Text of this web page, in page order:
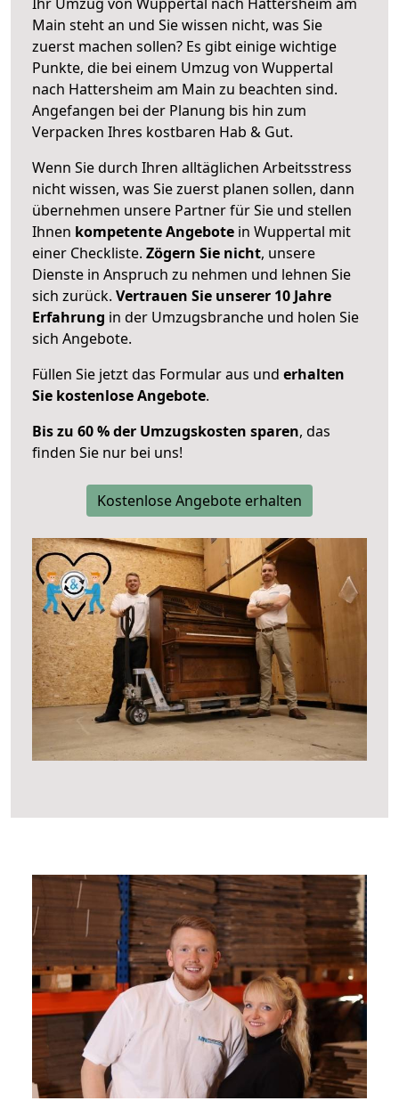
Main steht an und Sie wissen nicht, was Sie
zuerst machen sollen? Es gibt einige wichtige
Punkte, die bei einem Umzug von Wuppertal
nach Hattersheim am Main zu beachten sind.
Angefangen bei der Planung bis hin zum
Verpacken Ihres kostbaren Hab & Gut.
Wenn Sie durch Ihren alltäglichen Arbeitsstress
nicht wissen, was Sie zuerst planen sollen, dann
übernehmen unsere Partner für Sie und stellen
Ihnen kompetente Angebote in Wuppertal mit
einer Checkliste. Zögern Sie nicht, unsere
Dienste in Anspruch zu nehmen und lehnen Sie
sich zurück. Vertrauen Sie unserer 10 Jahre
Erfahrung in der Umzugsbranche und holen Sie
sich Angebote.
Füllen Sie jetzt das Formular aus und erhalten
Sie kostenlose Angebote.
Bis zu 60 % der Umzugskosten sparen, das
finden Sie nur bei uns!
Kostenlose Angebote erhalten